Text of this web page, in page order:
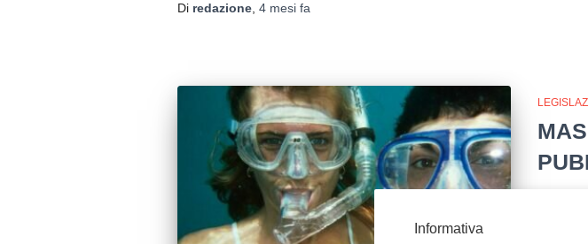
Di redazione, 4 mesifa
Ultimo
della
Informativa